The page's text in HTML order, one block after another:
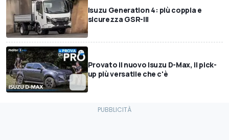
Isuzu Generation 4: più coppia e
sicurezza GSR-III
Provato il nuovo Isuzu D-Max, il pick-
up più versatile che c'è